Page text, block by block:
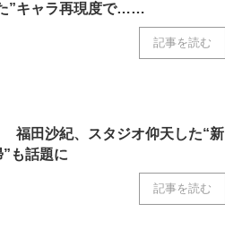
”キャラ再現度で……
記事を読む
福田沙紀、スタジオ仰天した“新
も話題に
記事を読む